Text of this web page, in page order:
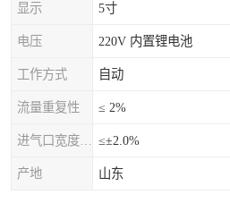
显示 5寸
电压 220V 内置锂电池
工作方式 自动
流量重复性 ≤ 2%
≤±2.0%
产地 山东